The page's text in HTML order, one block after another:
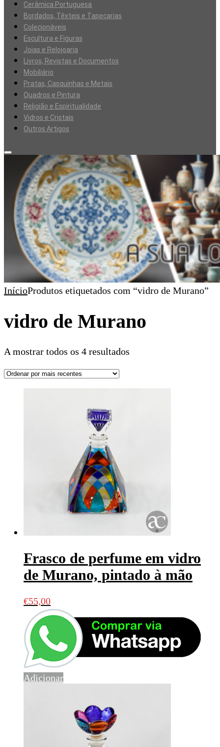
Cerâmica Portuguesa
Bordados, Têxteis e Tapeçarias
Colecionáveis
Escultura e Figuras
Joias e Relojoaria
Livros, Revistas e Documentos
Mobiliário
Pratas, Casquinhas e Metais
Quadros e Pintura
Religião e Espiritualidade
Vidros e Cristais
Outros Artigos
InícioProdutos etiquetados com “vidro de Murano”
vidro de Murano
A mostrar todos os 4 resultados
Frasco de perfume em vidro
de Murano, pintado à mão
€55,00
Adicionar